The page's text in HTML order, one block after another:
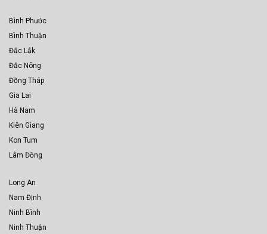
Bình Phước
Bình Thuận
Đắc Lắk
Đắc Nông
Đồng Tháp
Gia Lai
Hà Nam
Kiên Giang
Kon Tum
Lâm Đồng
Long An
Nam Định
Ninh Bình
Ninh Thuận